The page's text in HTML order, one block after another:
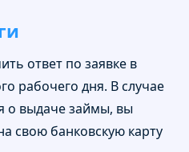
ответ по заявке в
рабочего дня. В случае
о выдаче займы, вы
свою банковскую карту